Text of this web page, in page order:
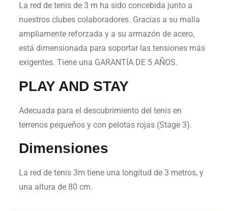
La red de tenis de 3 m ha sido concebida junto a
nuestros clubes colaboradores. Gracias a su malla
ampliamente reforzada y a su armazón de acero,
está dimensionada para soportar las tensiones más
exigentes. Tiene una GARANTÍA DE 5 AÑOS.
PLAY AND STAY
Adecuada para el descubrimiento del tenis en
terrenos pequeños y con pelotas rojas (Stage 3).
Dimensiones
La red de tenis 3m tiene una longitud de 3 metros, y
una altura de 80 cm.